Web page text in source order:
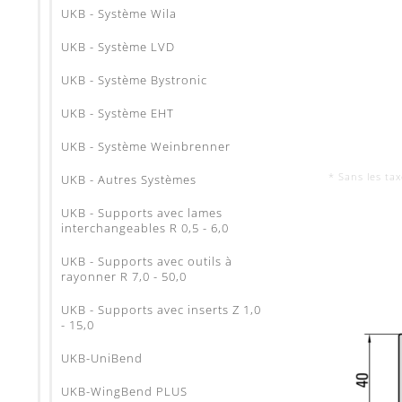
UKB - Système Wila
UKB - Système LVD
UKB - Système Bystronic
UKB - Système EHT
UKB - Système Weinbrenner
UKB - Autres Systèmes
UKB - Supports avec lames
interchangeables R 0,5 - 6,0
UKB - Supports avec outils à
rayonner R 7,0 - 50,0
UKB - Supports avec inserts Z 1,0
- 15,0
UKB-UniBend
UKB-WingBend PLUS
* Sans les